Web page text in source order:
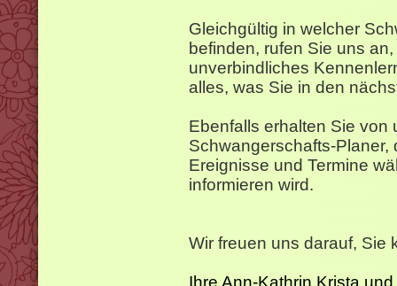
Gleichgültig in welcher
befinden, rufen Sie uns
unverbindliches
alles, was Sie in den
Ebenfalls erhalten Sie von
Schwangerschafts-Planer,
Ereignisse und Termine
informieren wird.
Wir freuen uns darauf, Sie
Ihre Ann-Kathrin Krista